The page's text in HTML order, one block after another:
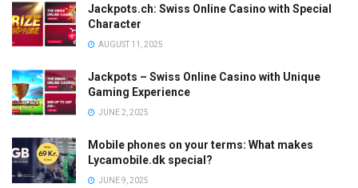
Jackpots.ch: Swiss Online Casino with Special
Character
AUGUST 11, 2025
Jackpots – Swiss Online Casino with Unique
Gaming Experience
JUNE 2, 2025
Mobile phones on your terms: What makes
Lycamobile.dk special?
JUNE 9, 2025